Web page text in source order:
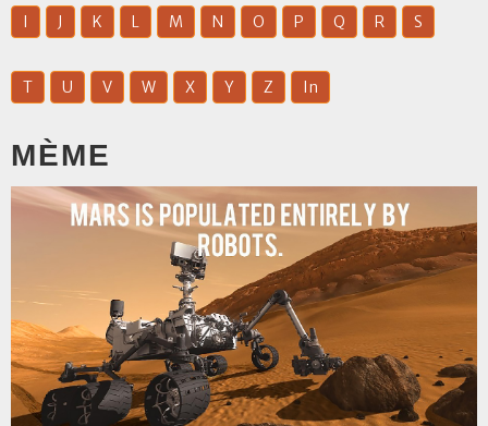
I J K L M N O P Q R S
T U V W X Y Z In
MÈME